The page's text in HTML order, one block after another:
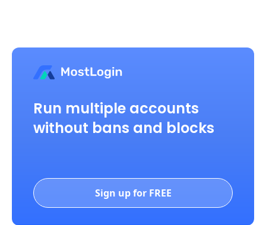
Run multiple accounts
without bans and blocks
Sign up for FREE